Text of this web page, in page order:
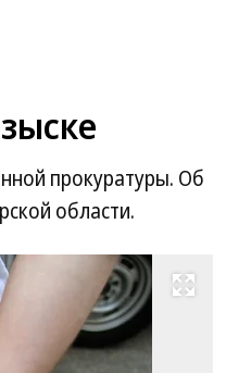
прокуратуры. Об
области.
Развернуть на весь экран